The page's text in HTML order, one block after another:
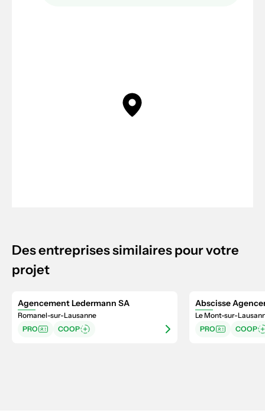
Des entreprises similaires pour votre
projet
Agencement Ledermann SA
Romanel-sur-Lausanne
PRO
COOP
Abscisse
Le Mont-sur-
PRO
COOP